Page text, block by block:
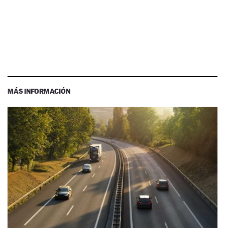
MÁS INFORMACIÓN